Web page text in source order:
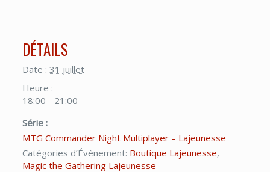
DÉTAILS
Date : 31 juillet
Heure :
18:00 - 21:00
Série :
MTG Commander Night Multiplayer – Lajeunesse
Catégories d’Évènement: Boutique Lajeunesse,
Magic the Gathering Lajeunesse